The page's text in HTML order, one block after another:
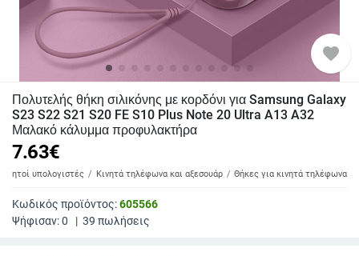
favorite
Πολυτελής θήκη σιλικόνης με κορδόνι για Samsung Galaxy
S23 S22 S21 S20 FE S10 Plus Note 20 Ultra A13 A32
Μαλακό κάλυμμα προφυλακτήρα
7.63€
υπολογιστές Κινητά τηλέφωνα και αξεσουάρ Θήκες για κινητά τηλέφωνα
Κωδικός προϊόντος:605566
Ψήφισαν:0 | 39 πωλήσεις